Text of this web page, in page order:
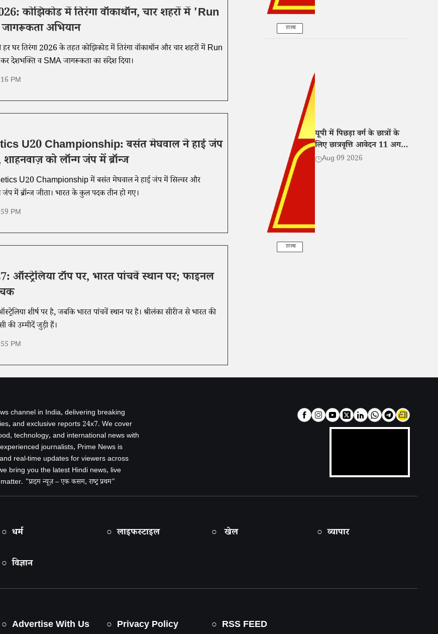
कोझिकोड में तिरंगा वॉकाथॉन, चार शहरों में 'Run
अभियान
घर तिरंगा 2026 के तहत कोझिकोड में तिरंगा वॉकाथॉन और चार शहरों में Run
देशभक्ति व SMA जागरूकता का संदेश दिया।
PM
U20 Championship: बसंत मेघवाल ने हाई जंप
को लॉन्ग जंप में ब्रॉन्ज
U20 Championship में बसंत मेघवाल ने हाई जंप में सिल्वर और
में ब्रॉन्ज जीता। भारत के कुल पदक तीन हो गए।
PM
ऑस्ट्रेलिया टॉप पर, भारत पांचवें स्थान पर; फाइनल
शीर्ष पर है, जबकि भारत पांचवें स्थान पर है। श्रीलंका सीरीज से भारत की
की उम्मीदें जुड़ी हैं।
PM
राज्य
राज्य
यूपी में पिछड़ा वर्ग के छात्रों के
लिए छात्रवृत्ति आवेदन 11 अगस्त
से शुरू, जानिए पूरी प्रक्रिया
Aug 09 2026
channel in India, delivering breaking
and exclusive reports 24x7. We cover
technology, and international news with
journalists, Prime News is
real-time updates for viewers across
bring you the latest Hindi news, live
"प्राइम न्यूज़ – एक कसम, राष्ट्र प्रथम"
○ धर्म ○ लाइफस्टाइल ○ खेल ○ व्यापार
○ विज्ञान
○ Advertise With Us ○ Privacy Policy ○ RSS FEED